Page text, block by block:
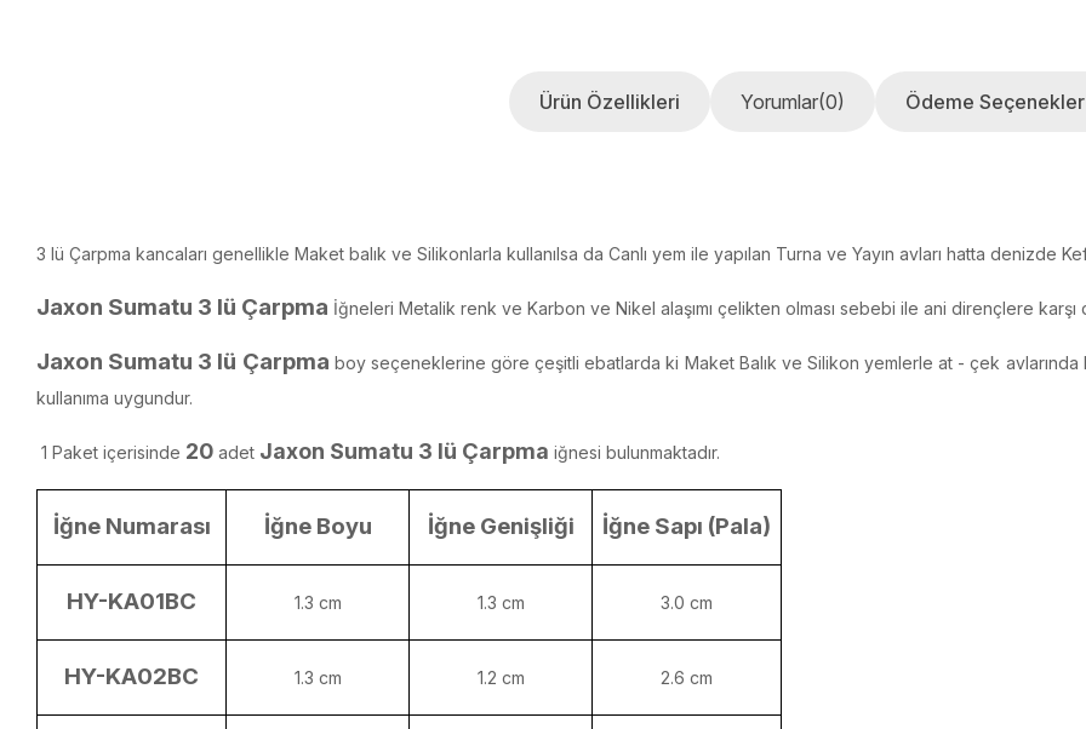
Ürün Özellikleri Yorumlar(0) Ödeme
3 lü Çarpma kancaları genellikle Maket balık ve Silikonlarla kullanılsa da Canlı yem ile yapılan Turna ve Yayın avları hatta denizde
Jaxon Sumatu 3 lü Çarpma İğneleri Metalik renk ve Karbon ve Nikel alaşımı çelikten olması sebebi ile ani dirençlere karşı
Jaxon Sumatu 3 lü Çarpma boy seçeneklerine göre çeşitli ebatlarda ki Maket Balık ve Silikon yemlerle at - çek avlarında
kullanıma uygundur.
1 Paket içerisinde 20 adet Jaxon Sumatu 3 lü Çarpma iğnesi bulunmaktadır.
İğne Numarası İğne Boyu İğne Genişliği İğne Sapı (Pala)
HY-KA01BC 1.3 cm 1.3 cm 3.0 cm
HY-KA02BC 1.3 cm 1.2 cm 2.6 cm